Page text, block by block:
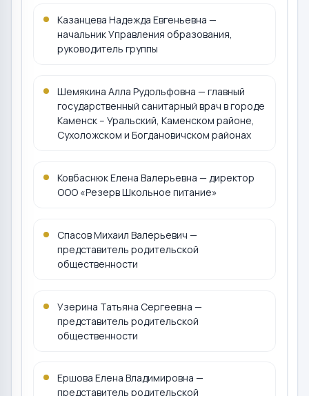
Казанцева Надежда Евгеньевна —
начальник Управления образования,
руководитель группы
Шемякина Алла Рудольфовна — главный
государственный санитарный врач в городе
Каменск – Уральский, Каменском районе,
Сухоложском и Богдановичском районах
Ковбаснюк Елена Валерьевна — директор
ООО «Резерв Школьное питание»
Спасов Михаил Валерьевич —
представитель родительской
общественности
Узерина Татьяна Сергеевна —
представитель родительской
общественности
Ершова Елена Владимировна —
представитель родительской